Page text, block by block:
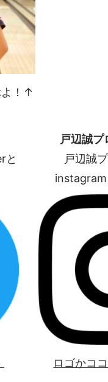
！↑
と
戸辺誠
戸辺誠
instagram
ロゴかコ